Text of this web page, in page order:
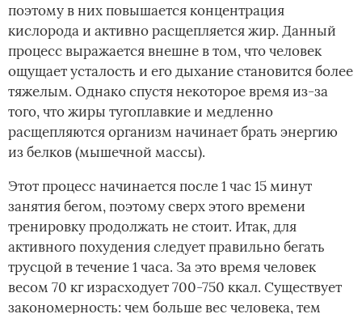
поэтому в них повышается концентрация
кислорода и активно расщепляется жир. Данный
процесс выражается внешне в том, что человек
ощущает усталость и его дыхание становится более
тяжелым. Однако спустя некоторое время из-за
того, что жиры тугоплавкие и медленно
расщепляются организм начинает брать энергию
из белков (мышечной массы).
Этот процесс начинается после 1 час 15 минут
занятия бегом, поэтому сверх этого времени
тренировку продолжать не стоит. Итак, для
активного похудения следует правильно бегать
трусцой в течение 1 часа. За это время человек
весом 70 кг израсходует 700-750 ккал. Существует
закономерность: чем больше вес человека, тем